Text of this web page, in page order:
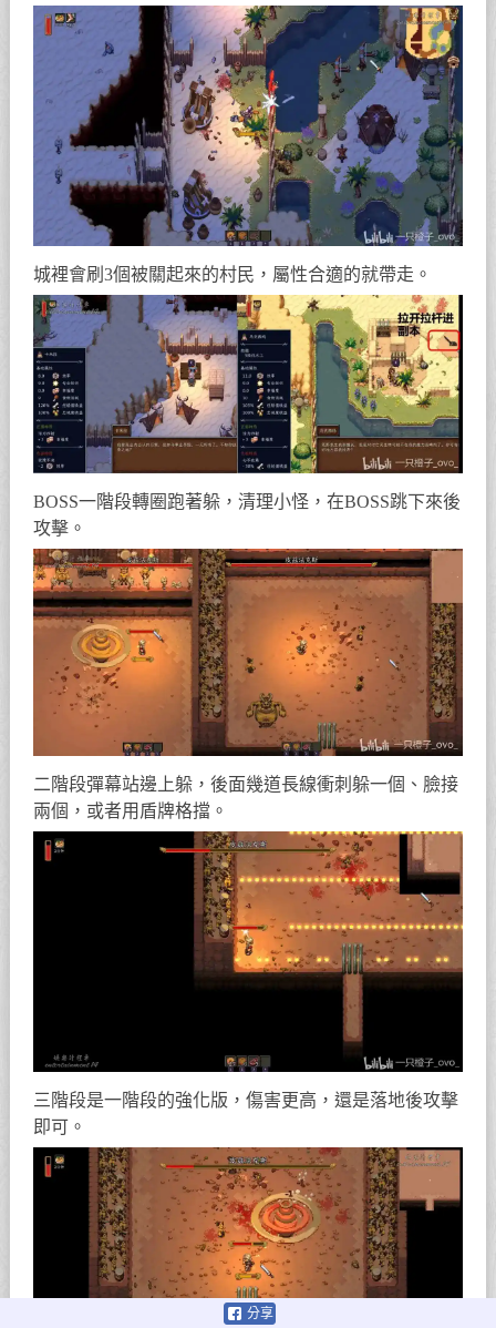
城裡會刷3個被關起來的村民，屬性合適的就帶走。
BOSS一階段轉圈跑著躲，清理小怪，在BOSS跳下來後
攻擊。
二階段彈幕站邊上躲，後面幾道長線衝刺躲一個、臉接
兩個，或者用盾牌格擋。
三階段是一階段的強化版，傷害更高，還是落地後攻擊
即可。
分享